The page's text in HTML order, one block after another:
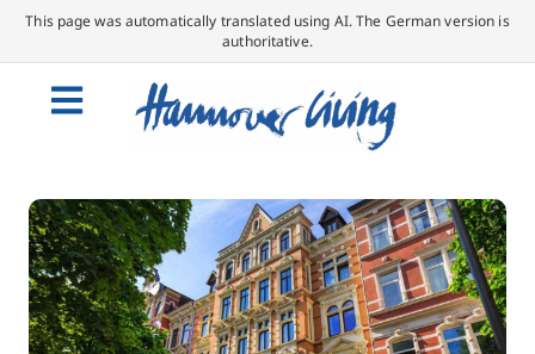
This page was automatically translated using AI. The German version is
authoritative.